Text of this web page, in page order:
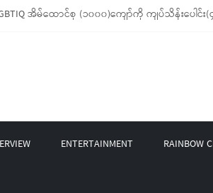
အိမ်ထောင်စု (၁၀၀၀)ကျော်ကို ကျပ်သိန်းပေါင်း
ဘာလအတွင်း အွန်လိုင်းသင်တန်းနှစ်ခု ဖွင့်လှစ်ပေးနိုင်ခဲ့
မှ Mask နဲ့ Colors Rainbow က ထုတ်ဝေထားတဲ့
ENTERTAINMENT RAINBOW